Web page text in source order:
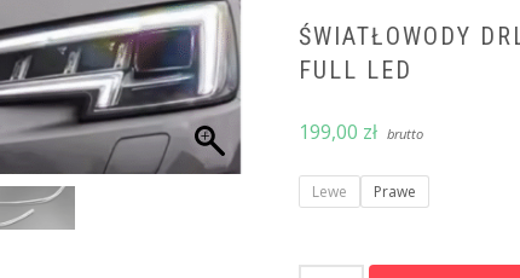
ŚWIATŁOWODY
FULL LED
199,00 zł brutto
Lewe Prawe